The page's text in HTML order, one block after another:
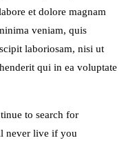
et dolore magnam
veniam, quis
laboriosam, nisi ut
qui in ea voluptate
to search for
never live if you